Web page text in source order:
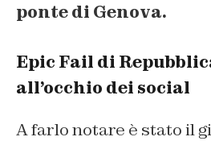
ponte di Genova.
Epic Fail di
all’occhio dei social
A farlo notare è stato il